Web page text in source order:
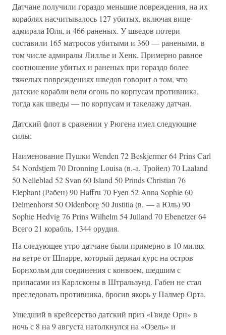
Датчане получили гораздо меньшие повреждения, на их
кораблях насчитывалось 127 убитых, включая вице-
адмирала Юля, и 466 раненых. У шведов потери
составили 165 матросов убитыми и 360 — ранеными, в
том числе адмиралы Лиллье и Хенк. Примерно равное
соотношение убитых и раненых при гораздо более
тяжелых повреждениях шведов говорит о том, что
датские корабли вели огонь по корпусам противника,
тогда как шведы — по корпусам и такелажу датчан.
Датский флот в сражении у Рюгена имел следующие
силы:
Наименование Пушки Wenden 72 Beskjermer 64 Prins Carl
54 Nordstjem 70 Dronning Louisa (в.-а. Тройел) 70 Laaland
50 Nelleblad 52 Svan 60 Island 50 Prinds Christian 76
Elephant (Рабен) 90 Haffru 70 Fyen 52 Anna Sophie 60
Delmenhorst 50 Oldenborg 50 Justitia (в. — а Юль) 90
Sophie Hedvig 76 Prins Wilhelm 54 Julland 70 Ebenetzer 64
Всего 21 корабль, 1344 орудия.
На следующее утро датчане были примерно в 10 милях
на ветре от Шпарре, который держал курс на остров
Борнхольм для соединения с конвоем, шедшим с
припасами из Карлсконы в Штральзунд. Габен не стал
преследовать противника, бросив якорь у Палмер Орта.
Ушедший в крейсерство датский приз «Гвиде Орн» в
ночь с 8 на 9 августа натолкнулся на «Озель» и